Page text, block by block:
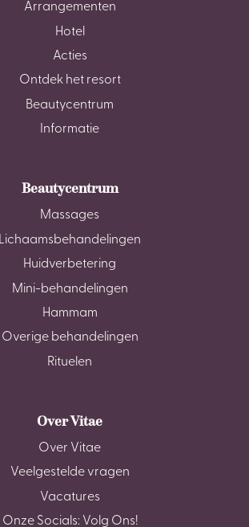
Arrangementen
Hotel
Acties
Ontdek het resort
Beautycentrum
Informatie
Beautycentrum
Massages
Lichaamsbehandelingen
Huidverbetering
Mini-behandelingen
Hammam
Overige behandelingen
Rituelen
Over Vitae
Over Vitae
Veelgestelde vragen
Vacatures
Onze Socials: Volg Ons!